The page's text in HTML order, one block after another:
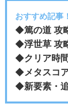
おすすめ記事！
◆篤の道 攻
◆浮世草 攻
◆クリア時
◆メタスコ
◆新要素・